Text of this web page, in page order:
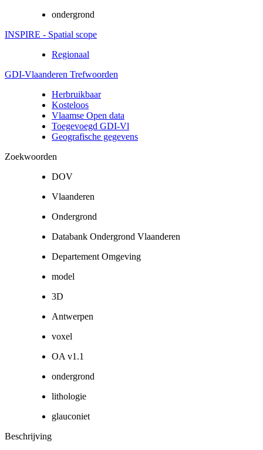
ondergrond
INSPIRE - Spatial scope
Regionaal
GDI-Vlaanderen Trefwoorden
Herbruikbaar
Kosteloos
Vlaamse Open data
Toegevoegd GDI-Vl
Geografische gegevens
Zoekwoorden
DOV
Vlaanderen
Ondergrond
Databank Ondergrond Vlaanderen
Departement Omgeving
model
3D
Antwerpen
voxel
OA v1.1
ondergrond
lithologie
glauconiet
Beschrijving